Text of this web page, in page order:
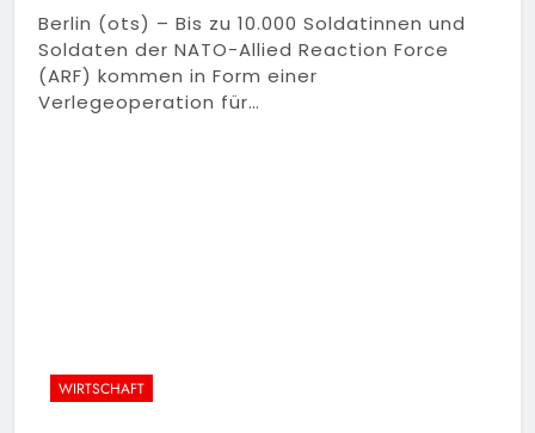
Berlin (ots) – Bis zu 10.000 Soldatinnen und
Soldaten der NATO-Allied Reaction Force
(ARF) kommen in Form einer
Verlegeoperation für…
WIRTSCHAFT